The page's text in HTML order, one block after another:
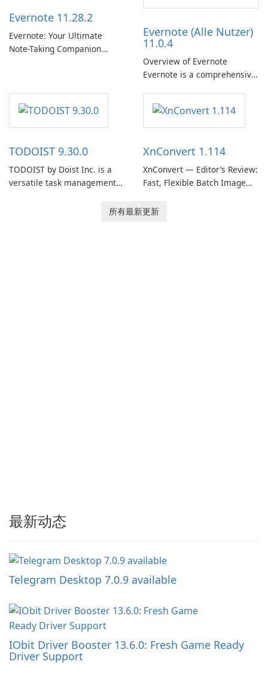
client designed for
need predictable …
Evernote 11.28.2
Evernote: Your Ultimate
Note-Taking Companion
helps users capture ideas,
organize to-do lists, and keep
track of important
Evernote (Alle Nutzer)
11.0.4
Overview of Evernote
Evernote is a comprehensive
software designed to help
users capture, organize, and
access information across
TODOIST 9.30.0
TODOIST by Doist Inc. is a
versatile task management
XnConvert 1.114
XnConvert — Editor’s Review:
Fast, Flexible Batch Image
macOS and Linux XnConvert
所有最新更新
最新动态
Telegram Desktop 7.0.9 available
IObit Driver Booster 13.6.0: Fresh Game Ready
Driver Support